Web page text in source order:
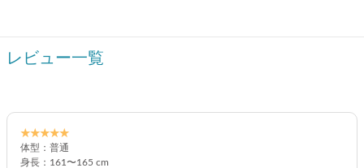
レビュー一覧
★★★★★
体型：普通
身長：161〜165 cm